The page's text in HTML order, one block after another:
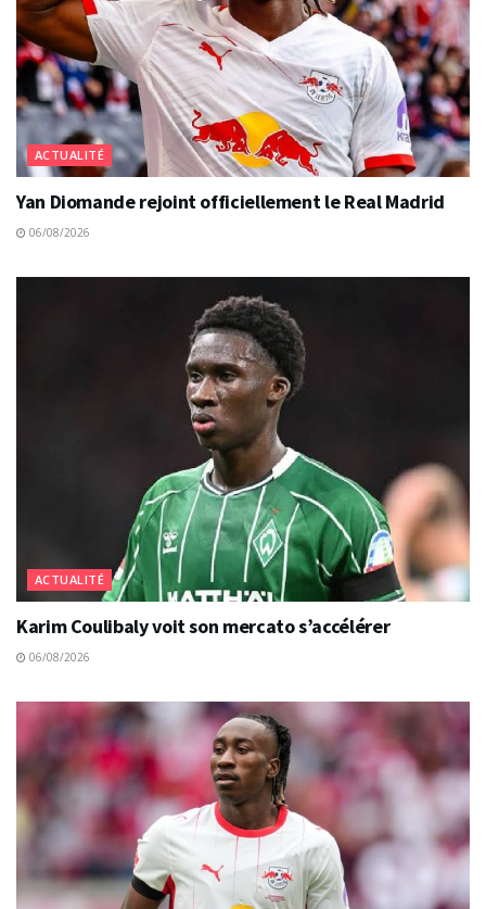
ACTUALITÉ
Yan Diomande rejoint officiellement le Real Madrid
06/08/2026
ACTUALITÉ
Karim Coulibaly voit son mercato s’accélérer
06/08/2026